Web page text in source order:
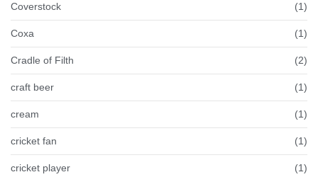
Coverstock (1)
Coxa (1)
Cradle of Filth (2)
craft beer (1)
cream (1)
cricket fan (1)
cricket player (1)